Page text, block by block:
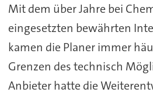
Mit dem über Jahre bei
eingesetzten bewährten
kamen die Planer immer
Grenzen des technisch
Anbieter hatte die